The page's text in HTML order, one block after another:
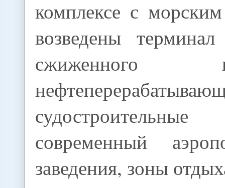
комплексе с
возведены
современный
заведения, зоны